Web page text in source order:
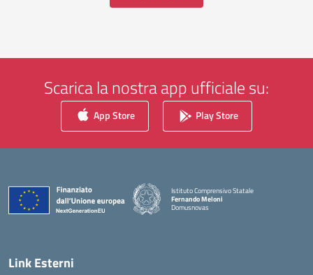
Scarica la nostra app ufficiale su:
App Store Play Store
Istituto Comprensivo Statale
Fernando Meloni
Domusnovas
Link Esterni